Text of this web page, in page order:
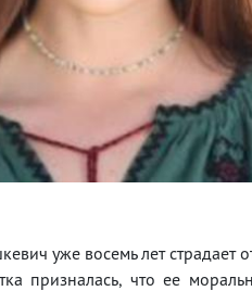
уже восемь лет страдает
призналась, что ее